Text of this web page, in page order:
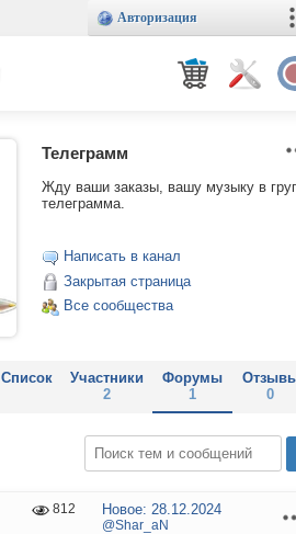
Авторизация
Телеграмм
Жду ваши заказы, вашу музыку в
телеграмма.
Написать в канал
Закрытая страница
Все сообщества
Список
Участники
2
Форумы
1
0
812
Новое: 28.12.2024
@Shar_aN